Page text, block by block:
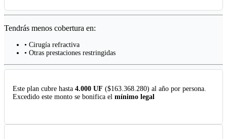
Tendrás menos cobertura en:
• Cirugía refractiva
• Otras prestaciones restringidas
Este plan cubre hasta 4.000 UF ($163.368.280) al año por persona.
Excedido este monto se bonifica el mínimo legal